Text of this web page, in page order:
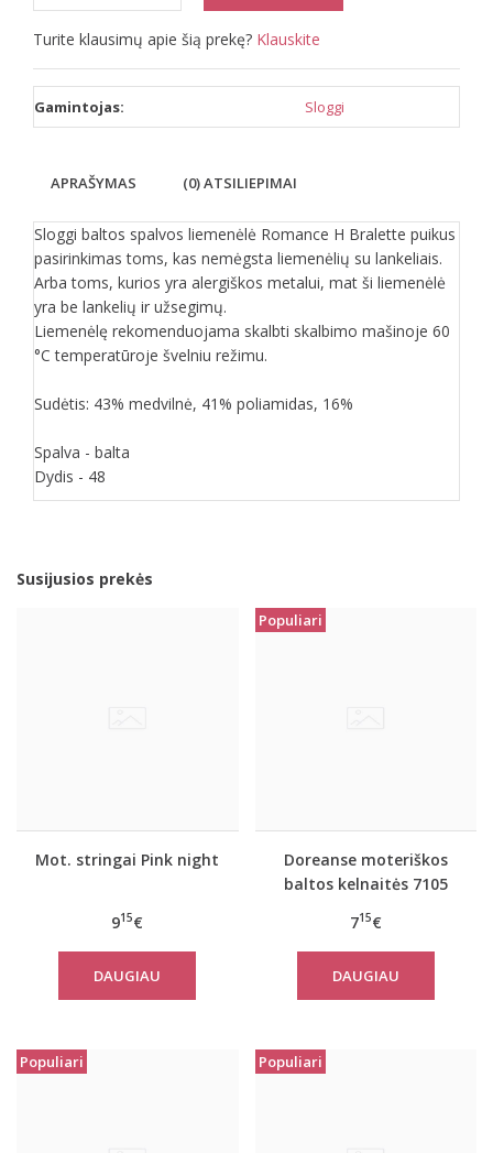
Turite klausimų apie šią prekę? Klauskite
Gamintojas: Sloggi
APRAŠYMAS (0) ATSILIEPIMAI
Sloggi baltos spalvos liemenėlė Romance H Bralette puikus
pasirinkimas toms, kas nemėgsta liemenėlių su lankeliais.
Arba toms, kurios yra alergiškos metalui, mat ši liemenėlė
yra be lankelių ir užsegimų.
Liemenėlę rekomenduojama skalbti skalbimo mašinoje 60
°C temperatūroje švelniu režimu.
Sudėtis: 43% medvilnė, 41% poliamidas, 16%
Spalva - balta
Dydis - 48
Susijusios prekės
Mot. stringai Pink night
915€
DAUGIAU
Populiari
Doreanse moteriškos
baltos kelnaitės 7105
715€
DAUGIAU
Populiari Populiari